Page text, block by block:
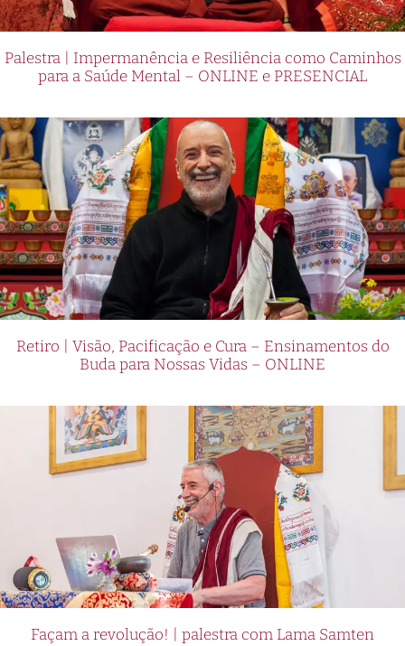
Palestra | Impermanência e Resiliência como Caminhos
para a Saúde Mental – ONLINE e PRESENCIAL
Retiro | Visão, Pacificação e Cura – Ensinamentos do
Buda para Nossas Vidas – ONLINE
Façam a revolução! | palestra com Lama Samten